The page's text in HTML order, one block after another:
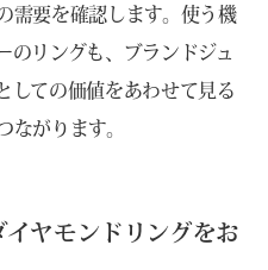
需要を確認します。使う機
のリングも、ブランドジュ
しての価値をあわせて見る
ながります。
ヤモンドリングをお